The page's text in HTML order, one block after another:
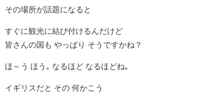
その場所が話題になると
すぐに観光に結び付けるんだけど
皆さんの国も やっぱり そうですかね？
ほ～う ほう｡ なるほど なるほどね｡
イギリスだと その 何かこう